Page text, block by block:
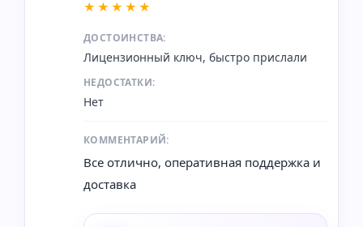
★★★★★
ДОСТОИНСТВА:
Лицензионный ключ, быстро прислали
НЕДОСТАТКИ:
Нет
КОММЕНТАРИЙ:
Все отлично, оперативная поддержка и
доставка